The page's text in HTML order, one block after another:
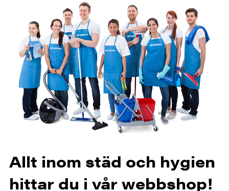
Allt inom städ och hygien
hittar du i vår webbshop!